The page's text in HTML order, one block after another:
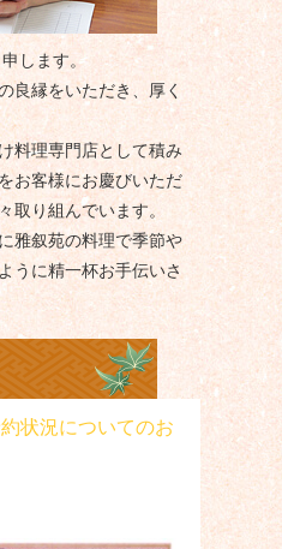
します。
良縁をいただき、厚く
料理専門店として積み
お客様にお慶びいただ
取り組んでいます。
雅叙苑の料理で季節や
うに精一杯お手伝いさ
状況についてのお